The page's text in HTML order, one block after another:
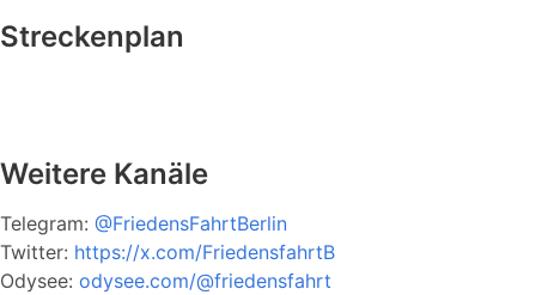
Streckenplan
Weitere Kanäle
Telegram: @FriedensFahrtBerlin
Twitter: https://x.com/FriedensfahrtB
Odysee: odysee.com/@friedensfahrt